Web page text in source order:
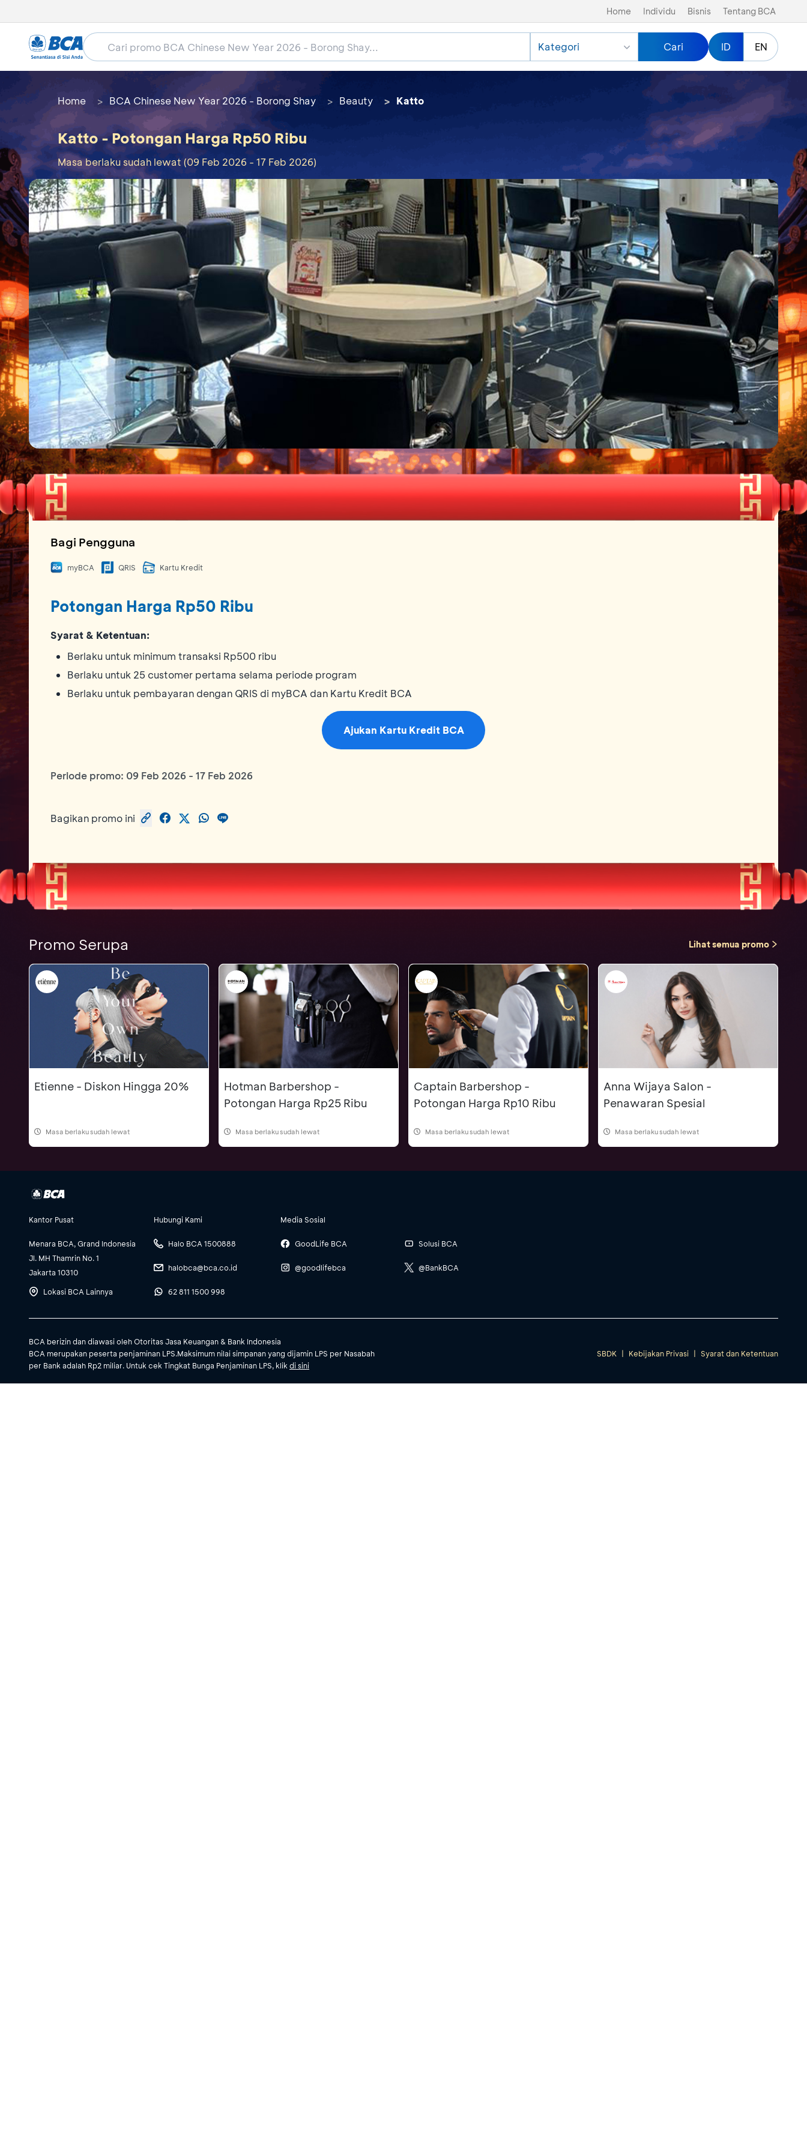
Home Individu Bisnis Tentang BCA
Kategori Cari ID EN
Home BCA Chinese New Year 2026 - Borong Shay Beauty Katto
Katto - Potongan Harga Rp50 Ribu
Masa berlaku sudah lewat (09 Feb 2026 - 17 Feb 2026)
Bagi Pengguna
myBCA QRIS Kartu Kredit
Potongan Harga Rp50 Ribu
Syarat & Ketentuan:
Berlaku untuk minimum transaksi Rp500 ribu
Berlaku untuk 25 customer pertama selama periode program
Berlaku untuk pembayaran dengan QRIS di myBCA dan Kartu Kredit BCA
Ajukan Kartu Kredit BCA
Periode promo: 09 Feb 2026 - 17 Feb 2026
Bagikan promo ini
Promo Serupa Lihat semua promo
Etienne - Diskon Hingga 20%
Masa berlaku sudah lewat
Hotman Barbershop -
Potongan Harga Rp25 Ribu
Masa berlaku sudah lewat
Captain Barbershop -
Potongan Harga Rp10 Ribu
Masa berlaku sudah lewat
Anna Wijaya Salon -
Penawaran Spesial
Masa berlaku sudah lewat
Kantor Pusat
Menara BCA, Grand Indonesia
Jl. MH Thamrin No. 1
Jakarta 10310
Lokasi BCA Lainnya
Hubungi Kami
Halo BCA 1500888
halobca@bca.co.id
62 811 1500 998
Media Sosial
GoodLife BCA
@goodlifebca
Solusi BCA
@BankBCA
BCA berizin dan diawasi oleh Otoritas Jasa Keuangan & Bank Indonesia
BCA merupakan peserta penjaminan LPS.Maksimum nilai simpanan yang dijamin LPS per Nasabah
per Bank adalah Rp2 miliar. Untuk cek Tingkat Bunga Penjaminan LPS, klikdi sini
SBDK | Kebijakan Privasi | Syarat dan Ketentuan